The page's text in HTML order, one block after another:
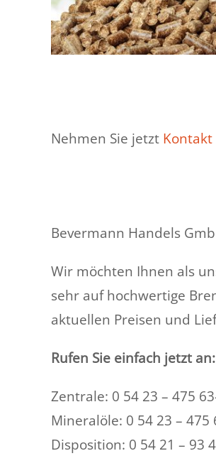
Nehmen Sie jetzt Kontakt
Bevermann Handels
Wir möchten Ihnen als
sehr auf hochwertige
aktuellen Preisen und
Rufen Sie einfach jetzt an:
Zentrale: 0 54 23 – 475
Mineralöle: 0 54 23 – 475
Disposition: 0 54 21 – 93